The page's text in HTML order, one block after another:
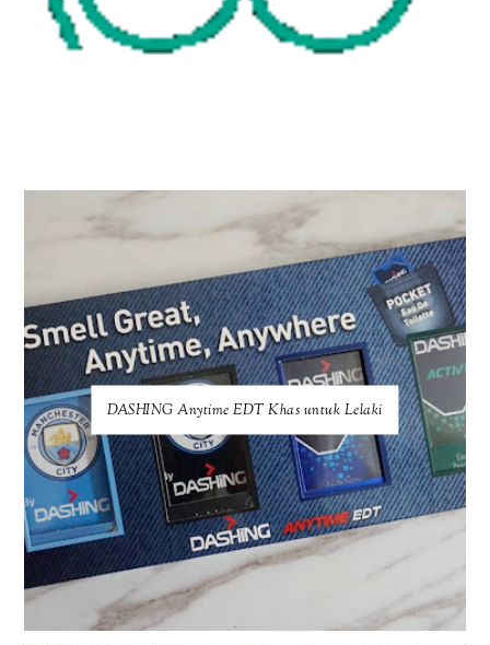
DASHING Anytime EDT Khas untuk Lelaki